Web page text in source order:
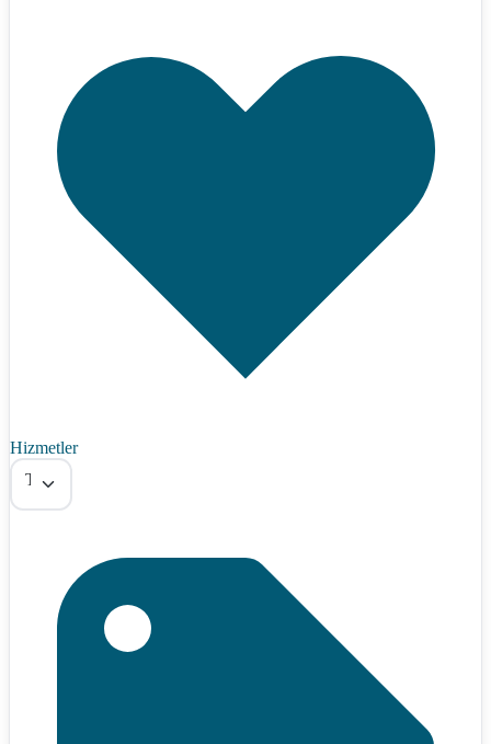
Hizmetler
Tümü